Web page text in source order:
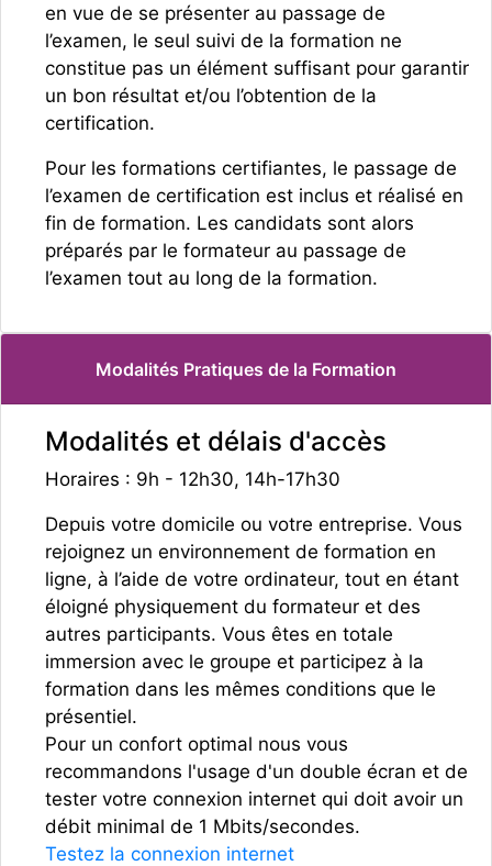
en vue de se présenter au passage de
l’examen, le seul suivi de la formation ne
constitue pas un élément suffisant pour garantir
un bon résultat et/ou l’obtention de la
certification.
Pour les formations certifiantes, le passage de
l’examen de certification est inclus et réalisé en
fin de formation. Les candidats sont alors
préparés par le formateur au passage de
l’examen tout au long de la formation.
Modalités Pratiques de la Formation
Modalités et délais d'accès
Horaires : 9h - 12h30, 14h-17h30
Depuis votre domicile ou votre entreprise. Vous
rejoignez un environnement de formation en
ligne, à l’aide de votre ordinateur, tout en étant
éloigné physiquement du formateur et des
autres participants. Vous êtes en totale
immersion avec le groupe et participez à la
formation dans les mêmes conditions que le
présentiel.
Pour un confort optimal nous vous
recommandons l'usage d'un double écran et de
tester votre connexion internet qui doit avoir un
débit minimal de 1 Mbits/secondes.
Testez la connexion internet